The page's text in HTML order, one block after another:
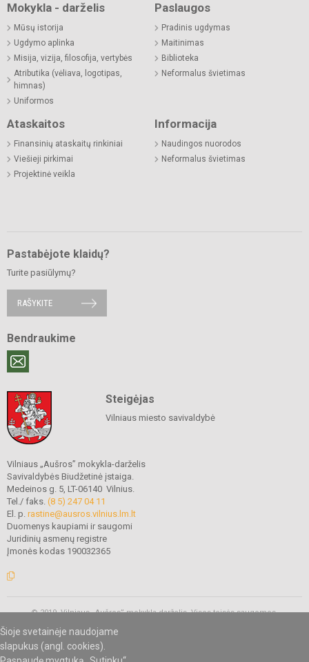
Šioje svetainėje naudojame
slapukus (angl. cookies).
Mokykla - darželis
Mūsų istorija
Ugdymo aplinka
Misija, vizija, filosofija, vertybės
Atributika (vėliava, logotipas,
himnas)
Uniformos
Paslaugos
Pradinis ugdymas
Maitinimas
Biblioteka
Neformalus švietimas
Ataskaitos
Finansinių ataskaitų rinkiniai
Viešieji pirkimai
Projektinė veikla
Informacija
Naudingos nuorodos
Neformalus švietimas
Pastabėjote klaidų?
Turite pasiūlymų?
RAŠYKITE
Bendraukime
Steigėjas
Vilniaus miesto savivaldybė
Vilniaus „Aušros” mokykla-darželis
Savivaldybės Biudžetinė įstaiga.
Medeinos g. 5, LT-06140 Vilnius.
Tel./ faks. (8 5) 247 04 11
El. p. rastine@ausros.vilnius.lm.lt
Duomenys kaupiami ir saugomi
Juridinių asmenų registre
Įmonės kodas 190032365
© 2019. Vilniaus „Aušros” mokykla-darželis. Visos teisės saugomos.